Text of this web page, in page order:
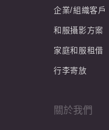
企業/組織客戶
和服攝影方案
家庭和服租借
行李寄放
關於我們